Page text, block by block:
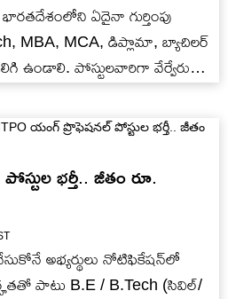
భారతదేశంలోని ఏదైనా గుర్తింపు
MBA, MCA, డిప్లొమా, బ్యాచిలర్
ఉండాలి. పోస్టులవారిగా వేర్వేరు
భర్తీ.. జీతం రూ.
అభ్యర్థులు నోటిఫికేషన్‌లో
పాటు B.E / B.Tech (సివిల్/